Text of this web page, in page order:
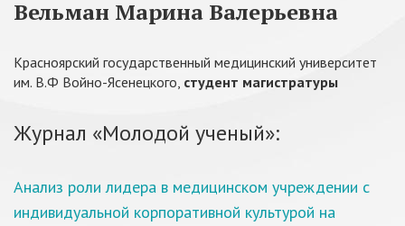
Вельман Марина Валерьевна
Красноярский государственный медицинский университет
им. В.Ф Войно-Ясенецкого, студент магистратуры
Журнал «Молодой ученый»:
Анализ роли лидера в медицинском учреждении с
индивидуальной корпоративной культурой на